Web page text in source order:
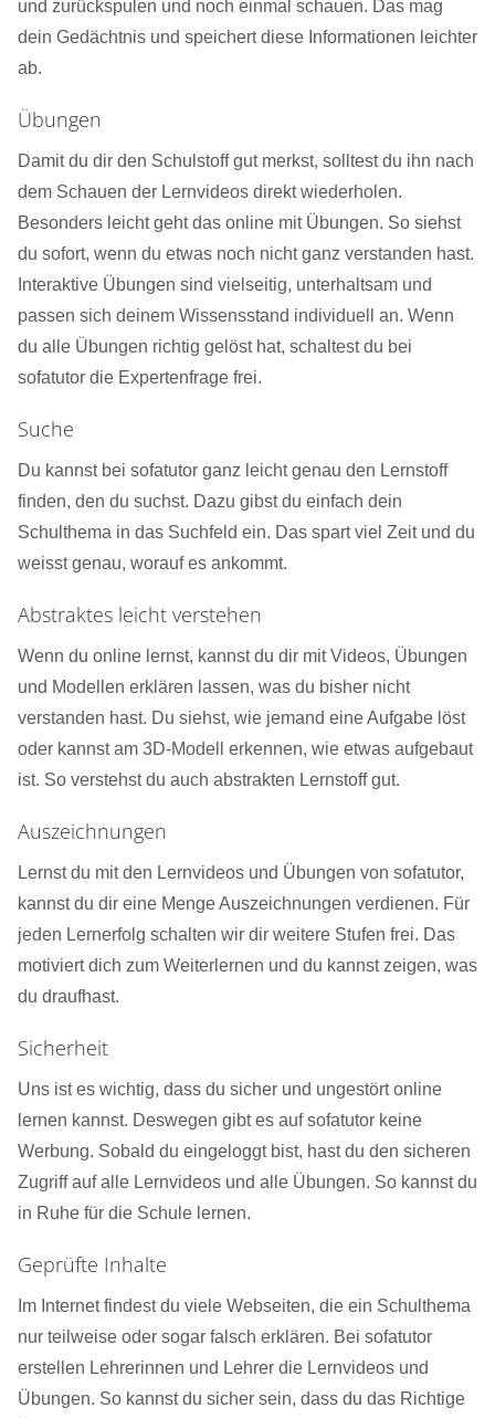
und zurückspulen und noch einmal schauen. Das mag
dein Gedächtnis und speichert diese Informationen leichter
ab.
Übungen
Damit du dir den Schulstoff gut merkst, solltest du ihn nach
dem Schauen der Lernvideos direkt wiederholen.
Besonders leicht geht das online mit Übungen. So siehst
du sofort, wenn du etwas noch nicht ganz verstanden hast.
Interaktive Übungen sind vielseitig, unterhaltsam und
passen sich deinem Wissensstand individuell an. Wenn
du alle Übungen richtig gelöst hat, schaltest du bei
sofatutor die Expertenfrage frei.
Suche
Du kannst bei sofatutor ganz leicht genau den Lernstoff
finden, den du suchst. Dazu gibst du einfach dein
Schulthema in das Suchfeld ein. Das spart viel Zeit und du
weisst genau, worauf es ankommt.
Abstraktes leicht verstehen
Wenn du online lernst, kannst du dir mit Videos, Übungen
und Modellen erklären lassen, was du bisher nicht
verstanden hast. Du siehst, wie jemand eine Aufgabe löst
oder kannst am 3D-Modell erkennen, wie etwas aufgebaut
ist. So verstehst du auch abstrakten Lernstoff gut.
Auszeichnungen
Lernst du mit den Lernvideos und Übungen von sofatutor,
kannst du dir eine Menge Auszeichnungen verdienen. Für
jeden Lernerfolg schalten wir dir weitere Stufen frei. Das
motiviert dich zum Weiterlernen und du kannst zeigen, was
du draufhast.
Sicherheit
Uns ist es wichtig, dass du sicher und ungestört online
lernen kannst. Deswegen gibt es auf sofatutor keine
Werbung. Sobald du eingeloggt bist, hast du den sicheren
Zugriff auf alle Lernvideos und alle Übungen. So kannst du
in Ruhe für die Schule lernen.
Geprüfte Inhalte
Im Internet findest du viele Webseiten, die ein Schulthema
nur teilweise oder sogar falsch erklären. Bei sofatutor
erstellen Lehrerinnen und Lehrer die Lernvideos und
Übungen. So kannst du sicher sein, dass du das Richtige